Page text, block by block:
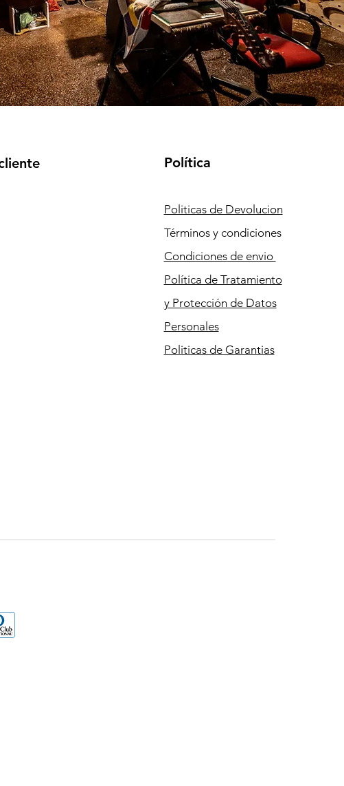
Política
Politicas de Devolucion
Términos y condiciones
Condicionesde envio
Política de Tratamiento
y Protección de Datos
Personales
Politicas de Garantias